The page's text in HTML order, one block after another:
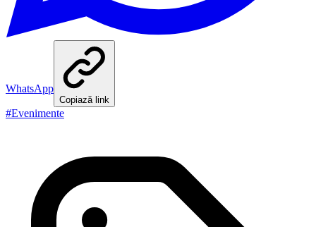
WhatsApp
Copiază link
#Evenimente